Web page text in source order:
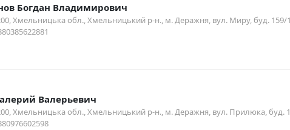
Богдан Владимирович
Хмельницька обл., Хмельницький р-н., м. Деражня, вул. Миру, буд. 159/1
Валерьевич
Хмельницька обл., Хмельницький р-н., м. Деражня, вул. Прилюка, буд.